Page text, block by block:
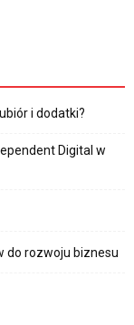
i dodatki?
Digital w
do rozwoju biznesu